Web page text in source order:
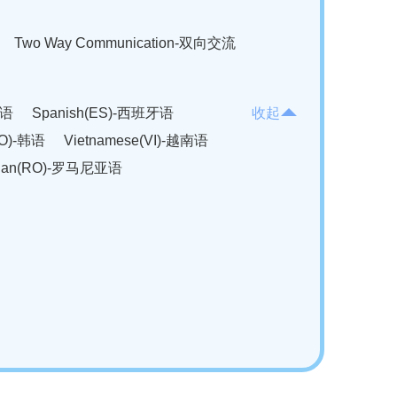
Two Way Communication-双向交流
Spanish(ES)-西班牙语
韩语
Vietnamese(VI)-越南语
罗马尼亚语
收起